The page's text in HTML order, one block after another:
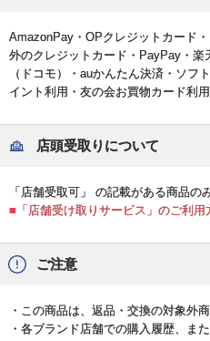
AmazonPay・OPクレジットカード
外のクレジットカード・PayPay・
（ドコモ）・auかんたん決済・ソフ
イント利用・友の会お買物カード利用
店頭受取りについて
「店舗受取可」 の記載がある商品の
■「店舗受け取りサービス」のご利用
ご注意
・この商品は、返品・交換の対象外商
・各ブランド店舗での購入履歴、ま